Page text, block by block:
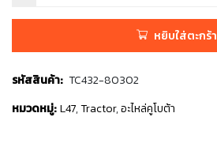
หยิบใส่ตะกร้า
รหัสสินค้า: TC432-80302
หมวดหมู่: L47,Tractor,อะไหล่คูโบต้า